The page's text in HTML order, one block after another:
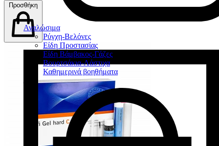
Αναλώσιμα
Ρύγχη-Βελόνες
Είδη Προστασίας
Είδη Βάμβακος-Γάζες
Βουρτσάκια-Λάστιχα
Καθημερινά βοηθήματα
Προσθήκη